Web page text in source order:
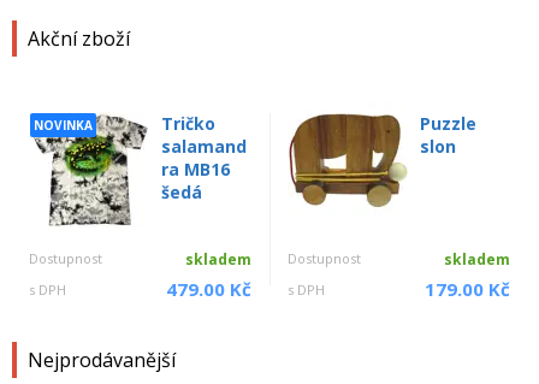
Akční zboží
NOVINKA
Tričko
salamand
ra MB16
šedá
Dostupnost skladem
s DPH 479.00 Kč
Puzzle
slon
Dostupnost skladem
s DPH 179.00 Kč
Nejprodávanější